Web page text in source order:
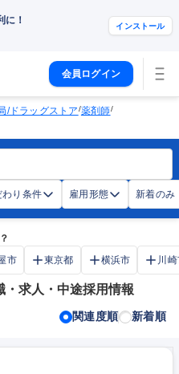
に！ インストール
会員ログイン
/ドラッグストア/薬剤師/
わり条件 雇用形態 新着のみ
市 東京都 横浜市 川
・求人・中途採用情報
関連度順 新着順